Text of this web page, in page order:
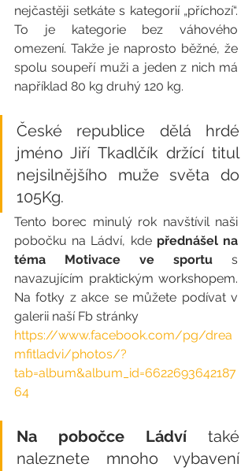
nejčastěji setkáte s kategorií „příchozí“.
To je kategorie bez váhového
omezení. Takže je naprosto běžné, že
spolu soupeří muži a jeden z nich má
například 80 kg druhý 120 kg.
České republice dělá hrdé
jméno Jiří Tkadlčík držící titul
nejsilnějšího muže světa do
105Kg.
Tento borec minulý rok navštívil naši
pobočku na Ládví, kde přednášel na
téma Motivace ve sportu s
navazujícím praktickým workshopem.
Na fotky z akce se můžete podívat v
galerii naší Fb stránky
https://www.facebook.com/pg/drea
mfitladvi/photos/?
tab=album&album_id=6622693642187
64
Na pobočce Ládví také
naleznete mnoho vybavení